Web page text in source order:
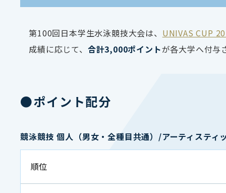
第100回日本学生水泳競技大会は、 UNIVAS CUP
成績に応じて、 合計3,000ポイントが各大学へ付与
●ポイント配分
競泳競技 個人（男女・全種目共通）/アーティステ
順位